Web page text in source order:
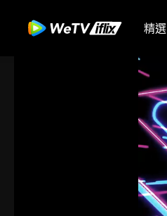
精選